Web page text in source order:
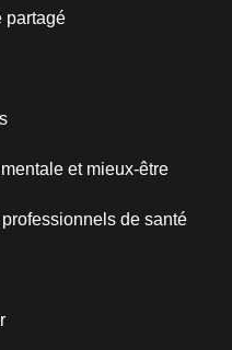
partagé
et mieux-être
de santé